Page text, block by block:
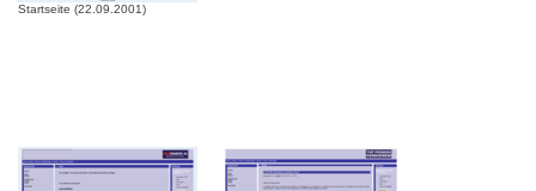
Startseite (22.09.2001)